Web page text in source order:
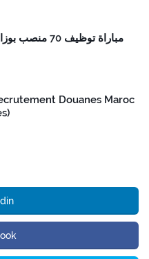
مباراة توظيف 70
Douanes Maroc